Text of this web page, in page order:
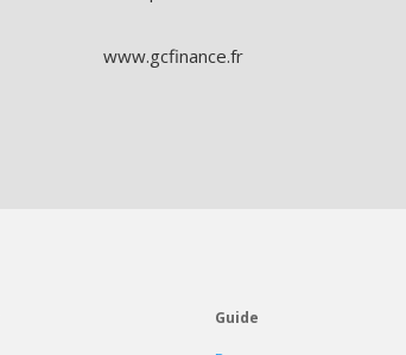
www.gcfinance.fr
Guide